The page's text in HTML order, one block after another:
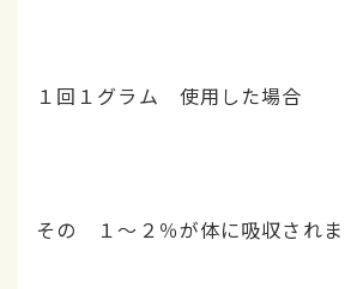
１回１グラム 使用した場合
その １～２％が体に吸収され